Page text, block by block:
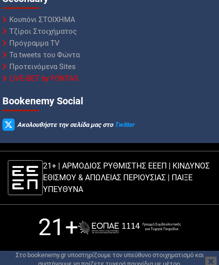
Κουπόνι ΣΤΟΙΧΗΜΑ
Τζίροι Στοιχήματος
Πρόγραμμα TV
Τα tweets του Φώντα
Προτεινόμενα Sites
LIVE-BET by FONTAS
Βookenemy Social
Ακολουθήστε την σελίδα μας στο Twitter
21+ | ΑΡΜΟΔΙΟΣ ΡΥΘΜΙΣΤΗΣ ΕΕΕΠ | ΚΙΝΔΥΝΟΣ
ΕΘΙΣΜΟΥ & ΑΠΩΛΕΙΑΣ ΠΕΡΙΟΥΣΙΑΣ |
ΠΑΙΞΕ
ΥΠΕΥΘΥΝΑ
21+
Στο bookenemy.gr υποστηρίζουμε τον υπεύθυνο στοιχηματισμό και